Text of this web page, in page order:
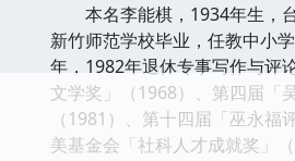
本名李能棋，1934年生，台
新竹师范学校毕业，任教中小
年，1982年退休专事写作与评
文学奖」（1968）、第四届「
（1981）、第十四届「巫永福
美基金会「社科人才成就奖」